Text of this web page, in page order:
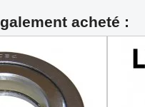
acheté :